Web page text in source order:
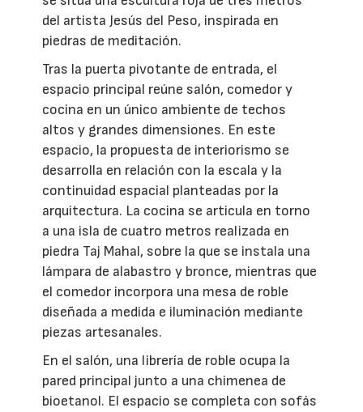
del artista Jesús del Peso, inspirada en
piedras de meditación.
Tras la puerta pivotante de entrada, el
espacio principal reúne salón, comedor y
cocina en un único ambiente de techos
altos y grandes dimensiones. En este
espacio, la propuesta de interiorismo se
desarrolla en relación con la escala y la
continuidad espacial planteadas por la
arquitectura. La cocina se articula en torno
a una isla de cuatro metros realizada en
piedra Taj Mahal, sobre la que se instala una
lámpara de alabastro y bronce, mientras que
el comedor incorpora una mesa de roble
diseñada a medida e iluminación mediante
piezas artesanales.
En el salón, una librería de roble ocupa la
pared principal junto a una chimenea de
bioetanol. El espacio se completa con sofás